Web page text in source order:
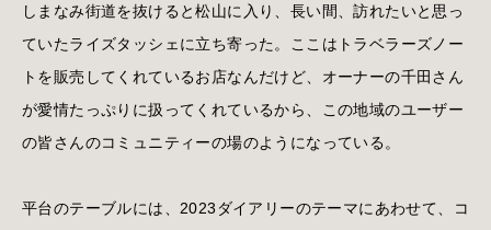
しまなみ街道を抜けると松山に入り、長い間、訪れたいと思っ
ていたライズタッシェに立ち寄った。ここはトラベラーズノー
トを販売してくれているお店なんだけど、オーナーの千田さん
が愛情たっぷりに扱ってくれているから、この地域のユーザー
の皆さんのコミュニティーの場のようになっている。
平台のテーブルには、2023ダイアリーのテーマにあわせて、コ